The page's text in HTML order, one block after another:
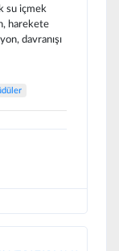
su içmek
harekete
davranışı